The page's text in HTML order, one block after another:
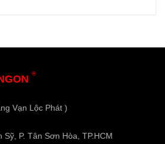
®
Vạn Lộc Phát )
P. Tân Sơn Hòa, TP.HCM